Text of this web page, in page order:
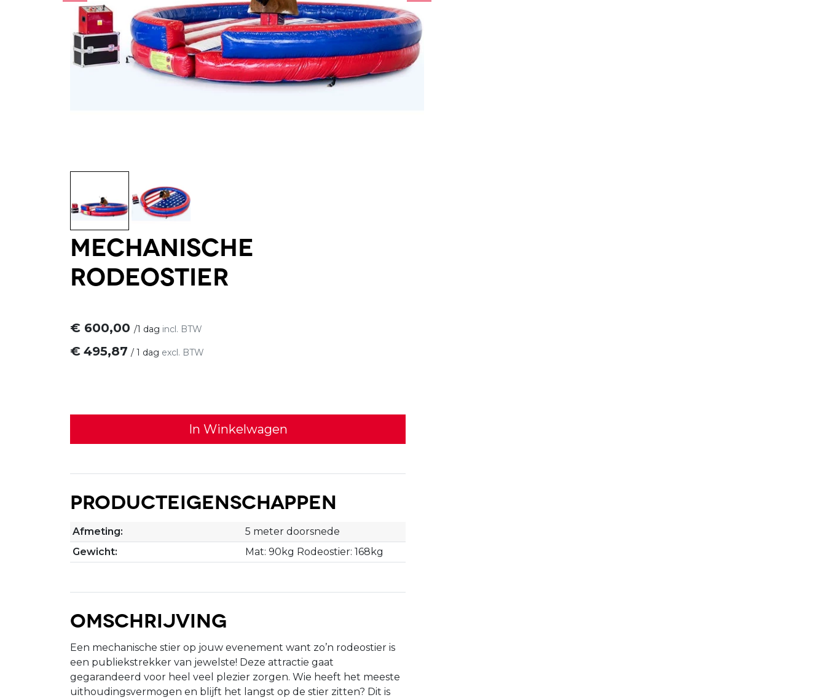
Mechanische
Rodeostier
€ 600,00 /1 dag incl. BTW
€ 495,87 / 1 dag excl. BTW
In Winkelwagen
Producteigenschappen
Afmeting:
5 meter doorsnede
Gewicht:
Mat: 90kg Rodeostier: 168kg
Omschrijving
Een mechanische stier op jouw evenement want zo’n rodeostier is
een publiekstrekker van jewelste! Deze attractie gaat
gegarandeerd voor heel veel plezier zorgen. Wie heeft het meeste
uithoudingsvermogen en blijft het langst op de stier zitten? Dit is